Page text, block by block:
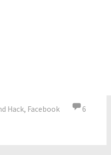
Hack, Facebook
6